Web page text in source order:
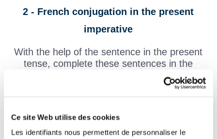
Ce site Web utilise des cookies
Les identifiants nous permettent de personnaliser le
2 - French conjugation in the present
imperative
With the help of the sentence in the present
tense, complete these sentences in the
Tu appelles ton chien. Appelle
Tu pars à pieds.
à pieds !